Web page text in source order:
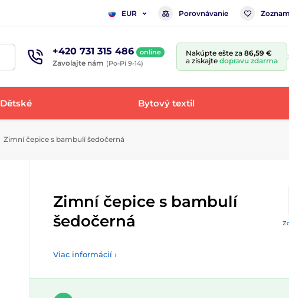
EUR Porovnávanie
+420 731 315 486 online
Zavolajte nám (Po-Pi 9-14)
Nakúpte ešte za 86,59 €
a získajte dopravu zdarma
Dětské Bytový textil
Zimní čepice s bambulí šedočerná
Zimní čepice s bambulí
šedočerná
Viac informácií ›